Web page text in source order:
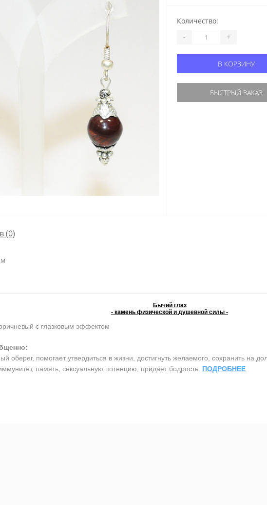
Количество:
- +
В КОРЗИНУ
БЫСТРЫЙ ЗАКАЗ
(0)
Бычий глаз
- камень физической и душевной силы -
с глазковым эффектом
оберег, помогает утвердиться в жизни, достигнуть желаемого, сохранить на
память, сексуальную потенцию, придает бодрость. ПОДРОБНЕЕ